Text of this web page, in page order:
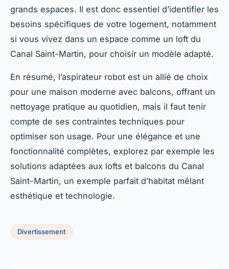
grands espaces. Il est donc essentiel d’identifier les
besoins spécifiques de votre logement, notamment
si vous vivez dans un espace comme un loft du
Canal Saint-Martin, pour choisir un modèle adapté.
En résumé, l’aspirateur robot est un allié de choix
pour une maison moderne avec balcons, offrant un
nettoyage pratique au quotidien, mais il faut tenir
compte de ses contraintes techniques pour
optimiser son usage. Pour une élégance et une
fonctionnalité complètes, explorez par exemple les
solutions adaptées aux lofts et balcons du Canal
Saint-Martin, un exemple parfait d’habitat mêlant
esthétique et technologie.
Divertissement